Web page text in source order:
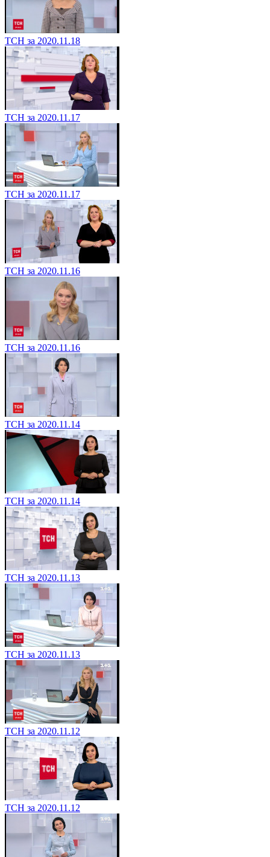
ТСН за 2020.11.18
ТСН за 2020.11.17
ТСН за 2020.11.17
ТСН за 2020.11.16
ТСН за 2020.11.16
ТСН за 2020.11.14
ТСН за 2020.11.14
ТСН за 2020.11.13
ТСН за 2020.11.13
ТСН за 2020.11.12
ТСН за 2020.11.12